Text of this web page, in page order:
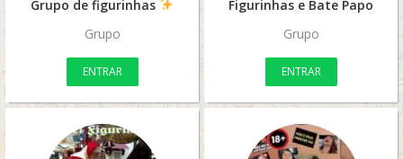
Grupo de figurinhas
Grupo
ENTRAR
Figurinhas e Bate Papo
Grupo
ENTRAR